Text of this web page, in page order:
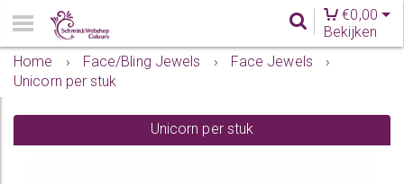
€0,00
Bekijken
Home
› Face/Bling Jewels › Face Jewels
›
Unicorn per stuk
Unicorn per stuk